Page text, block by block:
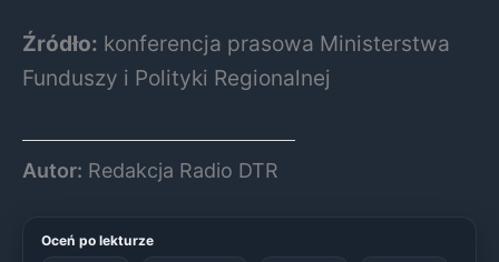
Źródło: konferencja prasowa Ministerstwa
Funduszy i Polityki Regionalnej
Autor: Redakcja Radio DTR
Oceń po lekturze